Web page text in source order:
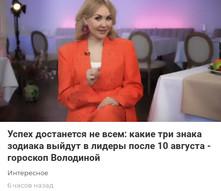
Успех достанется не всем: какие три знака
зодиака выйдут в лидеры после 10 августа -
гороскоп Володиной
Интересное
6 часов назад